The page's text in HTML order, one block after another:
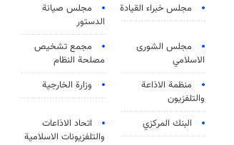
مجلس خبراء القيادة
مجلس صيانة
الدستور
مجلس الشورى
الاسلامي
مجمع تشخيص
مصلحة النظام
منظمة الاذاعة
والتلفزیون
وزارة الخارجية
البنك المركزي
اتحاد الاذاعات
والتلفزيونات الاسلامية